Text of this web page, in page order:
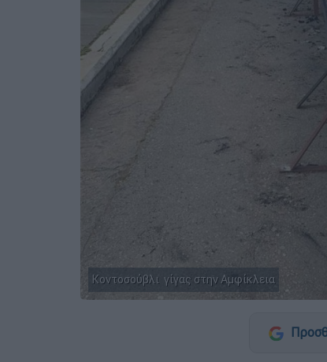
Κοντοσούβλι γίγας στην Αμφίκλεια